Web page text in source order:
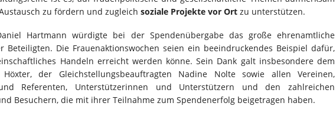
zu fördern und zugleich soziale Projekte vor Ort zu unterstützen.
Hartmann würdigte bei der Spendenübergabe das große ehrenamtliche
Beteiligten. Die Frauenaktionswochen seien ein beeindruckendes Beispiel dafür,
Handeln erreicht werden könne. Sein Dank galt insbesondere dem
Höxter, der Gleichstellungsbeauftragten Nadine Nolte sowie allen Vereinen,
Referenten, Unterstützerinnen und Unterstützern und den zahlreichen
Besuchern, die mit ihrer Teilnahme zum Spendenerfolg beigetragen haben.